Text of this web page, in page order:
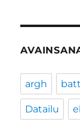
argh
Datailu